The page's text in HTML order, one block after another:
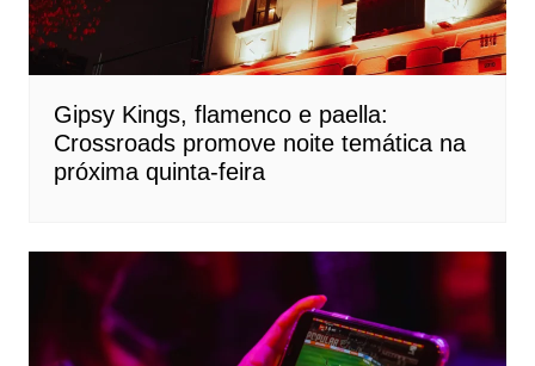
Gipsy Kings, flamenco e paella:
Crossroads promove noite temática na
próxima quinta-feira